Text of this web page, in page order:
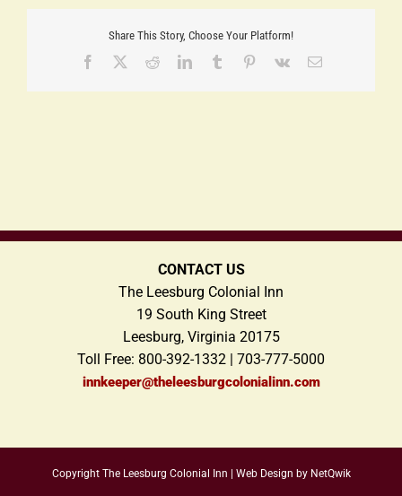
Share This Story, Choose Your Platform!
Facebook RedditLinkedInTumblr Pinterest
Vk Email
CONTACT US
The Leesburg Colonial Inn
19 South King Street
Leesburg, Virginia 20175
Toll Free: 800-392-1332 | 703-777-5000
innkeeper@theleesburgcolonialinn.com
Copyright The Leesburg Colonial Inn | Web Design by NetQwik